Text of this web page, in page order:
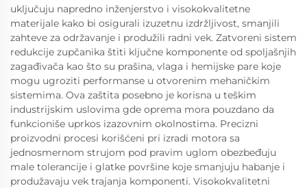
uključuju napredno inženjerstvo i visokokvalitetne
materijale kako bi osigurali izuzetnu izdržljivost, smanjili
zahteve za održavanje i produžili radni vek. Zatvoreni sistem
redukcije zupčanika štiti ključne komponente od spoljašnjih
zagađivača kao što su prašina, vlaga i hemijske pare koje
mogu ugroziti performanse u otvorenim mehaničkim
sistemima. Ova zaštita posebno je korisna u teškim
industrijskim uslovima gde oprema mora pouzdano da
funkcioniše uprkos izazovnim okolnostima. Precizni
proizvodni procesi korišćeni pri izradi motora sa
jednosmernom strujom pod pravim uglom obezbeđuju
male tolerancije i glatke površine koje smanjuju habanje i
produžavaju vek trajanja komponenti. Visokokvalitetni